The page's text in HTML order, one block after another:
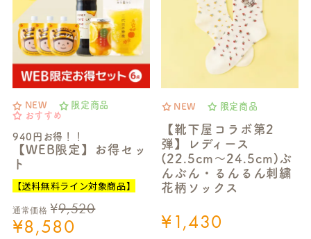
NEW
限定商品
おすすめ
940円お得！！
【WEB限定】お得セッ
ト
【送料無料ライン対象商品】
通常価格 ¥9,520
¥8,580
NEW 限定商品
【靴下屋コラボ第2
弾】レディース
(22.5cm～24.5cm)ぶ
んぶん・るんるん刺繍
花柄ソックス
¥1,430